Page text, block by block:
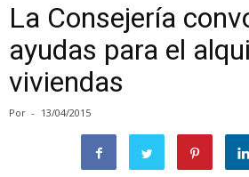
La Consejería
ayudas para el
viviendas
Por - 13/04/2015